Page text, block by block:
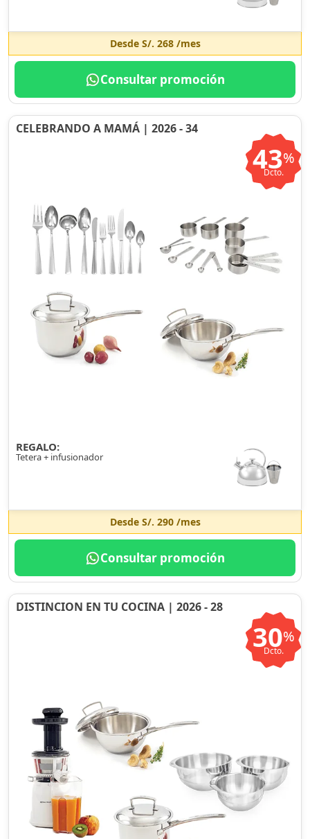
Desde S/. 268/mes
Consultar promoción
CELEBRANDO A MAMÁ | 2026 - 34
43%
Dcto.
REGALO:
Tetera + infusionador
Desde S/. 290/mes
Consultar promoción
DISTINCION EN TU COCINA | 2026 - 28
30%
Dcto.